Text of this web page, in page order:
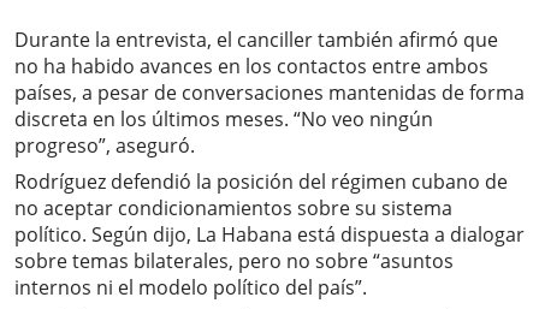
Durante la entrevista, el canciller también afirmó que
no ha habido avances en los contactos entre ambos
países, a pesar de conversaciones mantenidas de forma
discreta en los últimos meses. “No veo ningún
progreso”, aseguró.
Rodríguez defendió la posición del régimen cubano de
no aceptar condicionamientos sobre su sistema
político. Según dijo, La Habana está dispuesta a dialogar
sobre temas bilaterales, pero no sobre “asuntos
internos ni el modelo político del país”.